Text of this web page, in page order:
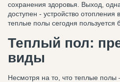
сохранения здоровья. Выход,
доступен - устройство отопления
теплые полы сегодня пользуется
Теплый пол:
виды
Несмотря на то, что теплые полы